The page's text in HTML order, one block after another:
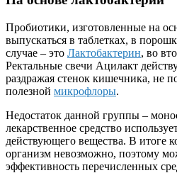
Пробиотики, изготовленные на
выпускаться в таблетках, в
случае – это Лактобактерин, во
Ректальные свечи Ацилакт
раздражая стенок кишечника, не
полезной микрофлоры.
Недостаток данной группы –
лекарственное средство
действующего вещества. В итоге
организм невозможно, поэтому
эффективность перечисленных